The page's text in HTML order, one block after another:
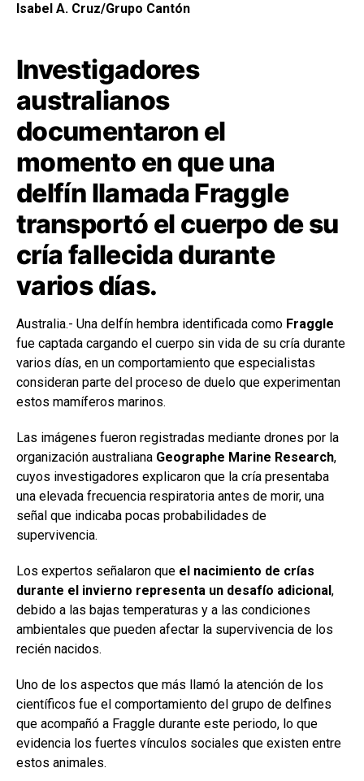
Isabel A. Cruz/Grupo Cantón
Investigadores
australianos
documentaron el
momento en que una
delfín llamada Fraggle
transportó el cuerpo de su
cría fallecida durante
varios días.
Australia.- Una delfín hembra identificada como Fraggle
fue captada cargando el cuerpo sin vida de su cría durante
varios días, en un comportamiento que especialistas
consideran parte del proceso de duelo que experimentan
estos mamíferos marinos.
Las imágenes fueron registradas mediante drones por la
organización australiana Geographe Marine Research,
cuyos investigadores explicaron que la cría presentaba
una elevada frecuencia respiratoria antes de morir, una
señal que indicaba pocas probabilidades de
supervivencia.
Los expertos señalaron que el nacimiento de crías
durante el invierno representa un desafío adicional ,
debido a las bajas temperaturas y a las condiciones
ambientales que pueden afectar la supervivencia de los
recién nacidos.
Uno de los aspectos que más llamó la atención de los
científicos fue el comportamiento del grupo de delfines
que acompañó a Fraggle durante este periodo, lo que
evidencia los fuertes vínculos sociales que existen entre
estos animales.